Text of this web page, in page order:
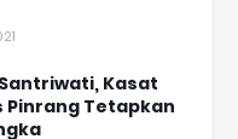
Kasat
Pinrang Tetapkan